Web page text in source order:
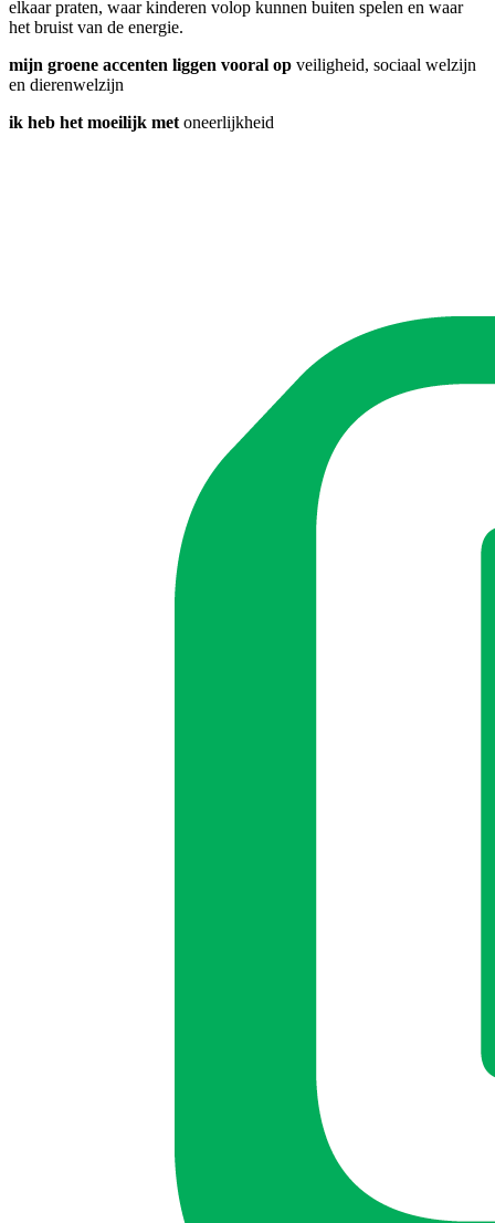
elkaar praten, waar kinderen volop kunnen buiten spelen en waar
het bruist van de energie.
mijn groene accenten liggen vooral op veiligheid, sociaal welzijn
en dierenwelzijn
ik heb het moeilijk metoneerlijkheid